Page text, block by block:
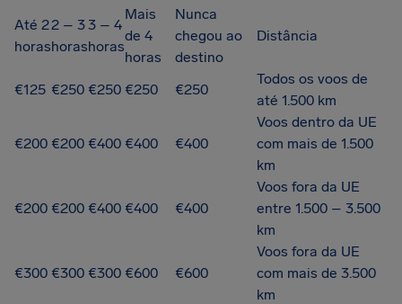
Até 2
horas
2 – 3
horas
3 – 4
horas
Mais
de 4
horas
Nunca
chegou ao
destino
Distância
€125 €250 €250 €250 €250
Todos os voos de
até 1.500 km
€200 €200 €400 €400 €400
Voos dentro da UE
com mais de 1.500
km
€200 €200 €400 €400 €400
Voos fora da UE
entre 1.500 – 3.500
km
€300 €300 €300 €600 €600
Voos fora da UE
com mais de 3.500
km